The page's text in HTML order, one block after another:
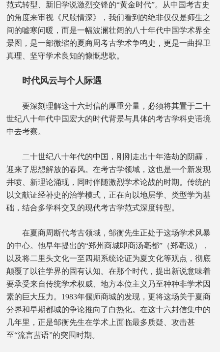
范式转型、新旧学说激烈交锋的“黄金时代”。从中国考古史
的角度来审视《尺牍情深》，我们看到的绝非仅仅是师生之
间的嘘寒问暖，而是一幅波澜壮阔的八十年代中国学术界全
景图，是一部微缩的夏商周考古学术争鸣史，更是一曲捍卫
真理、坚守学术良知的慷慨悲歌。
时代风云与个人际遇
要深刻理解这十六封信的厚重分量，必须将其置于二十
世纪八十年代中国宏大的时代背景与具体的考古学科史语境
中去考察。
二十世纪八十年代的中国，刚刚走出十年浩劫的阴霾，
迎来了思想解放的春风。在考古学领域，这也是一个新发现
井喷、新理论涌现，同时伴随激烈学术论战的时期。传统的
以文献证经补史的治学模式，正在向以地层学、类型学为基
础，结合多学科交叉的现代考古学范式深度转型。
在夏商周断代考古领域，邹衡先生正处于这场学术风暴
的中心。他早年提出的“郑州商城即商汤亳都”（郑亳说），
以及将二里头文化一至四期系统论证为夏文化等观点，彻底
颠覆了以往学界的固有认知。在那个时代，提出新说意味着
要承受来自传统学术权威、地方本位主义乃至种种非学术因
素的巨大压力。1983年偃师商城的发现，更将这场关于夏商
分界和早期都城的争论推向了白热化。在这十六封信集中的
几年里，正是邹衡先生在学术上面临最多质疑、攻击甚
至“流言蜚语”的突围时期。